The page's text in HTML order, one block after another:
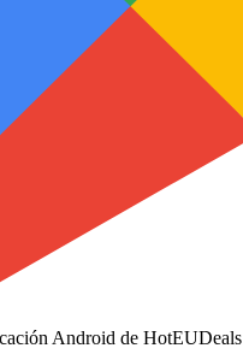
Android de HotEUDeals